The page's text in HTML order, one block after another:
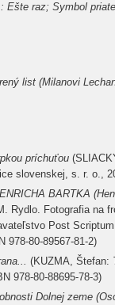
Ešte raz; Symbol
list (Milanovi
príchuťou
slovenskej, s. r. o.,
BARTKA
Rydlo. Fotografia na
Post
978-80-89567-81-2)
(KUZMA, Štefan:
978-80-88695-78-3)
Dolnej zeme